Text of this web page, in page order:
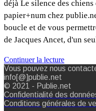
déjà Le silence des
papier+num chez
boucle et de vous
de Jacques Ancet, d'un
Continuer la lecture
Vous pouvez nous
info[@]publie.net
© 2021 - Publie.net
Confidentialité des
Conditions générales de